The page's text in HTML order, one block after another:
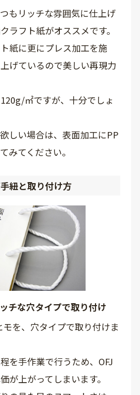
もリッチな雰囲気に仕上げ
ラフト紙がオススメです。
紙に更にプレス加工を施
げているので美しい再現力
㎡ですが、十分でしょ
しい場合は、表面加工にPP
みてください。
紐と取り付け方
チな穴タイプで取り付け
を、穴タイプで取り付けま
を手作業で行うため、OFJ
が上がってしまいます。